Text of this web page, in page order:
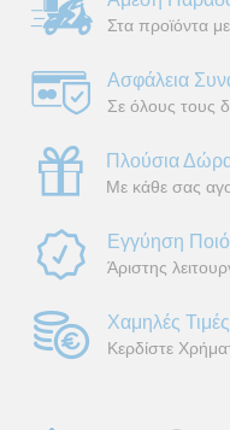
Στα προϊόντα
Ασφάλεια
Σε όλους τους
Πλούσια
Με κάθε σας
Εγγύηση
Άριστης
Χαμηλές Τιμές
Κερδίστε